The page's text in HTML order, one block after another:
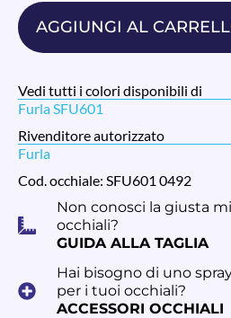
AGGIUNGI AL
Vedi tutti i colori disponibili di
Furla SFU601
Rivenditore autorizzato
Furla
Cod. occhiale: SFU601 0492
Non conosci la giusta
occhiali?
GUIDA ALLA TAGLIA
Hai bisogno di uno
per i tuoi occhiali?
ACCESSORI OCCHIALI